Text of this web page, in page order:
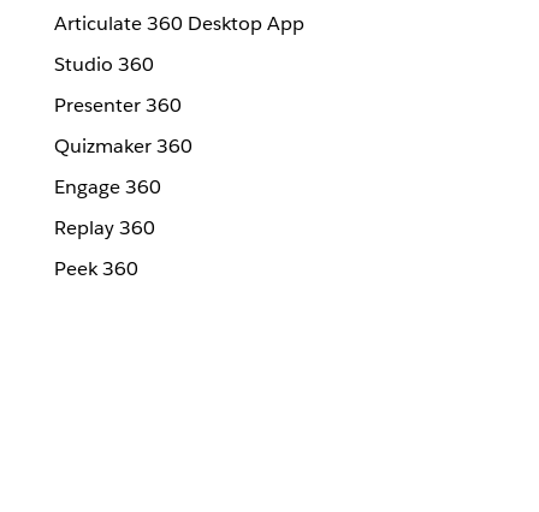
Articulate 360 Desktop App
Studio 360
Presenter 360
Quizmaker 360
Engage 360
Replay 360
Peek 360